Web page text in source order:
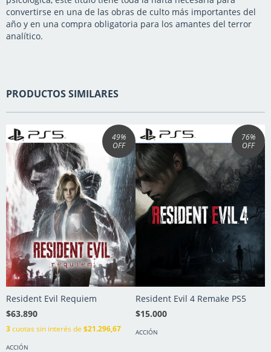
convertirse en una de las obras de culto más importantes del
año y en una compra obligatoria para los amantes del terror
analítico.
PRODUCTOS SIMILARES
49%
OFF
Resident Evil Requiem
$63.890
3cuotas sin interés de $21.296,67
ACCIÓN
76%
OFF
Resident Evil 4 Remake PS5
$15.000
ACCIÓN